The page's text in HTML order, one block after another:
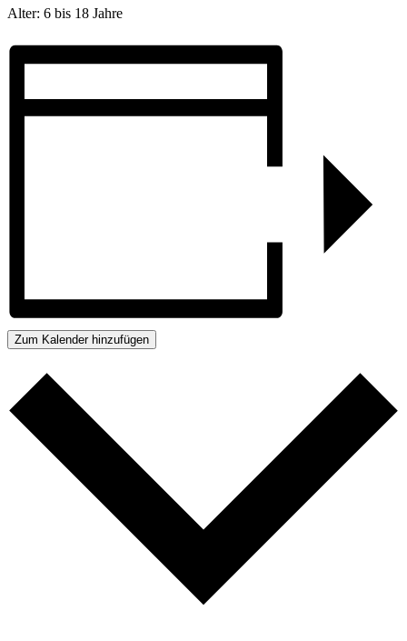
Alter: 6 bis 18 Jahre
Zum Kalender hinzufügen